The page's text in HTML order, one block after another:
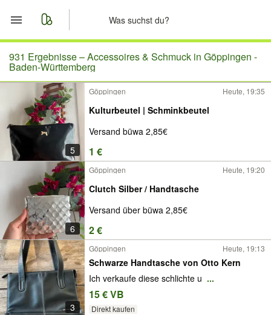
Start
Merkliste
Nachrichten
Anzeige aufgeben
931 Ergebnisse –Accessoires & Schmuck in Göppingen -
Baden-Württemberg
5
Göppingen Heute, 19:35
Kulturbeutel | Schminkbeutel
Versand büwa 2,85€
1 €
6
Göppingen Heute, 19:20
Clutch Silber / Handtasche
Versand über büwa 2,85€
2 €
3
Göppingen Heute, 19:13
Schwarze Handtasche von Otto Kern
Ich verkaufe diese schlichte u ...
15 € VB
Direkt kaufen